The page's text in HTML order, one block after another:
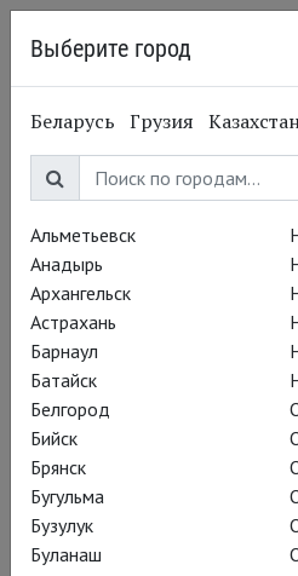
Майя Фарафонова
За что мы
Выберите город
Беларусь Грузия
Альметьевск
Анадырь
Архангельск
Астрахань
Барнаул
Батайск
Белгород
Бийск
Брянск
Бугульма
Бузулук
Буланаш